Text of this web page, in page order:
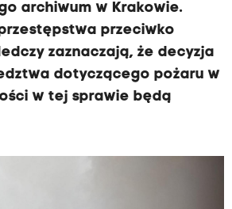
archiwum w Krakowie.
przeciwko
zaznaczają, że decyzja
dotyczącego pożaru w
w tej sprawie będą